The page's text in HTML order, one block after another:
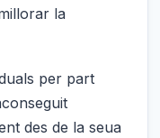
la
per part
des de la seua